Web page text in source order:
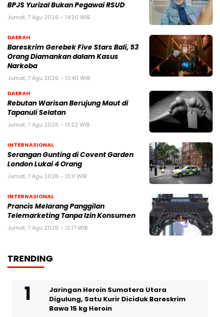
BPJS Yurizal Bukan Pegawai RSUD
Jumat, 7 Agu 2026 - 14:20 WIB
DAERAH
Bareskrim Gerebek Five Stars Bali, 53
Orang Diamankan dalam Kasus
Narkoba
Jumat, 7 Agu 2026 - 13:40 WIB
DAERAH
Rebutan Warisan Berujung Maut di
Tapanuli Selatan
Jumat, 7 Agu 2026 - 13:22 WIB
INTERNASIONAL
Serangan Gunting di Covent Garden
London Lukai 4 Orang
Jumat, 7 Agu 2026 - 13:11 WIB
INTERNASIONAL
Prancis Melarang Panggilan
Telemarketing Tanpa Izin Konsumen
Jumat, 7 Agu 2026 - 12:17 WIB
TRENDING
Jaringan Heroin Sumatera Utara
Digulung, Satu Kurir Diciduk Bareskrim
Bawa 15 kg Heroin